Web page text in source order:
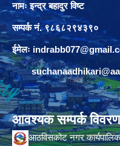
नामः इन्द्र बहादुर विष्ट
सम्पर्क नं. ९८६८२९४३९०
ईमेलः
आवश्यक सम्पर्क विवरण
आठविसकोट नगर